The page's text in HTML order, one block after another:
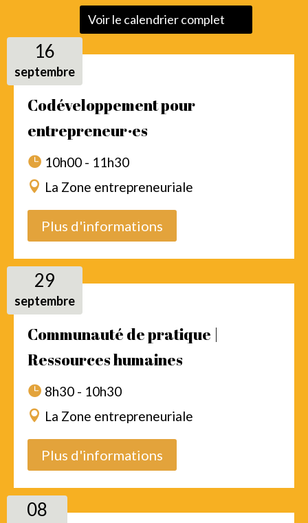
Voir le calendrier complet
16
septembre
Codéveloppement pour
entrepreneur·es
10h00 - 11h30
La Zone entrepreneuriale
Plus d'informations
29
septembre
Communauté de pratique |
Ressources humaines
8h30 - 10h30
La Zone entrepreneuriale
Plus d'informations
08